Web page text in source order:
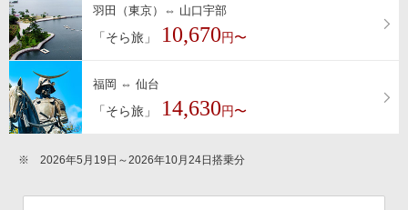
羽田（東京）⇔ 山口宇部
「そら旅」 10,670円〜
福岡 ⇔ 仙台
「そら旅」 14,630円〜
※ 2026年5月19日～2026年10月24日搭乗分